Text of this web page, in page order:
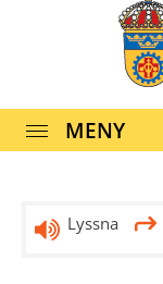
MENY
Lyssna